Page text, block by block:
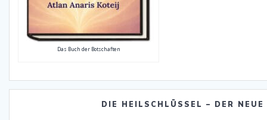
Das Buch der Botschaften
DIE HEILSCHLÜSSEL – DER